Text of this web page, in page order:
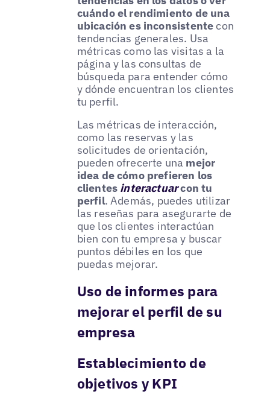
cuándo el rendimiento de una
ubicación es inconsistentecon
tendencias generales. Usa
métricas como las visitas a la
página y las consultas de
búsqueda para entender cómo
y dónde encuentran los clientes
tu perfil.
Las métricas de interacción,
como las reservas y las
solicitudes de orientación,
pueden ofrecerte una mejor
idea de cómo prefieren los
clientes interactuarcon tu
perfil. Además, puedes utilizar
las reseñas para asegurarte de
que los clientes interactúan
bien con tu empresa y buscar
puntos débiles en los que
puedas mejorar.
Uso de informes para
mejorar el perfil de su
empresa
Establecimiento de
objetivos y KPI